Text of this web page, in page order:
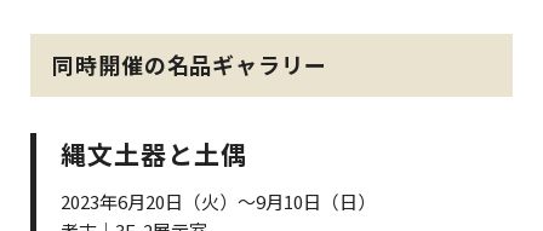
同時開催の名品ギャラリー
縄文土器と土偶
2023年6月20日（火）～9月10日（日）